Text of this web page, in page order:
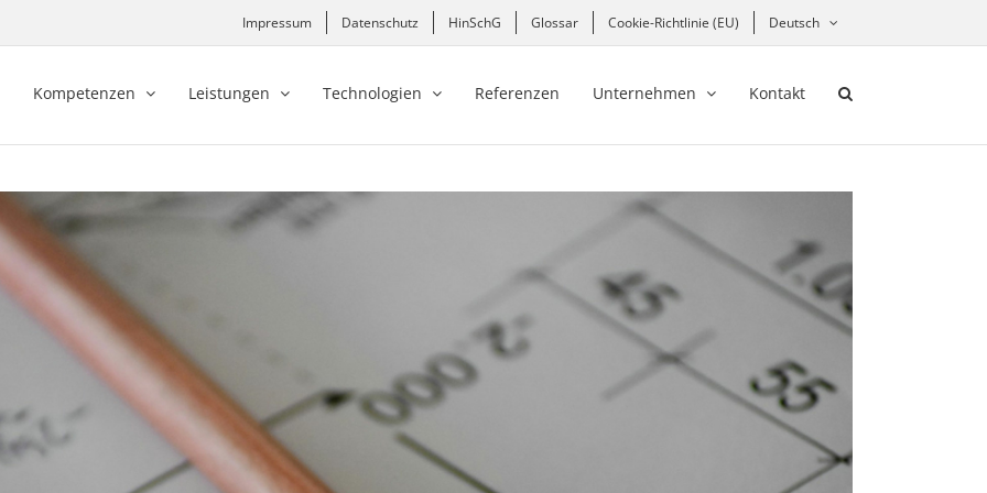
Impressum Datenschutz HinSchG Glossar Cookie-Richtlinie (EU) Deutsch
Kompetenzen Leistungen Technologien Referenzen Unternehmen Kontakt